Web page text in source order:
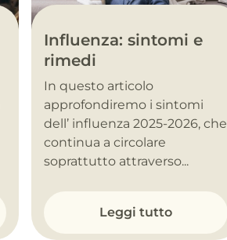
Influenza: sintomi e
rimedi
In questo articolo
approfondiremo i sintomi
dell’ influenza 2025-2026, che
continua a circolare
soprattutto attraverso...
Leggi tutto